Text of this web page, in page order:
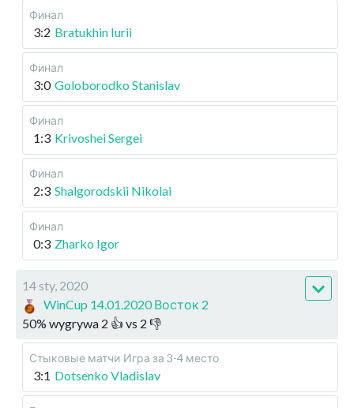
Финал
3:2 Bratukhin Iurii
Финал
3:0 Goloborodko Stanislav
Финал
1:3 Krivoshei Sergei
Финал
2:3 Shalgorodskii Nikolai
Финал
0:3 Zharko Igor
14 sty, 2020
WinCup 14.01.2020 Восток 2
50% wygrywa 2 👍 vs 2 👎
Стыковые матчи Игра за 3-4 место
3:1 Dotsenko Vladislav